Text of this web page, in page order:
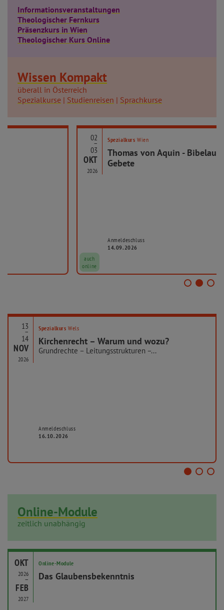
Informationsveranstaltungen
Theologischer Fernkurs
Präsenzkurs in Wien
Theologischer Kurs Online
Wissen Kompakt
überall in Österreich
Spezialkurse | Studienreisen | Sprachkurse
Wien
Thomas von Aquin - Bibelauslegungen und
Gebete
13
–
14
NOV
2026
Spezialkurs Wels
Kirchenrecht – Warum und wozu?
Grundrechte – Leitungsstrukturen –...
Anmeldeschluss
16.10.2026
Online-Module
zeitlich unabhängig
OKT
2026
–
FEB
2027
Online-Module
Das Glaubensbekenntnis